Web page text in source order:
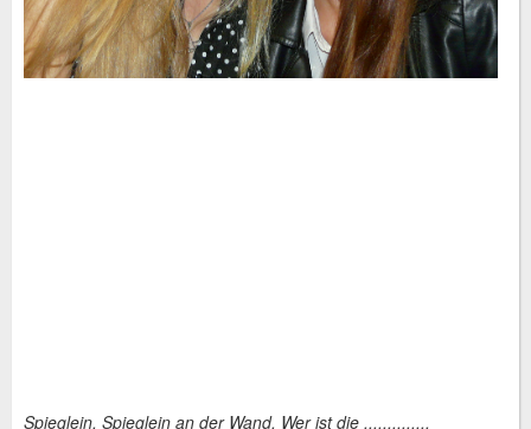
Spieglein, Spieglein an der Wand. Wer ist die ..............